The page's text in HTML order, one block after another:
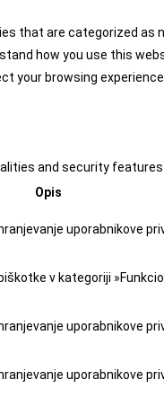
that are categorized as
how you use this
your browsing
and security
Opis
uporabnikove
v kategoriji
uporabnikove
uporabnikove